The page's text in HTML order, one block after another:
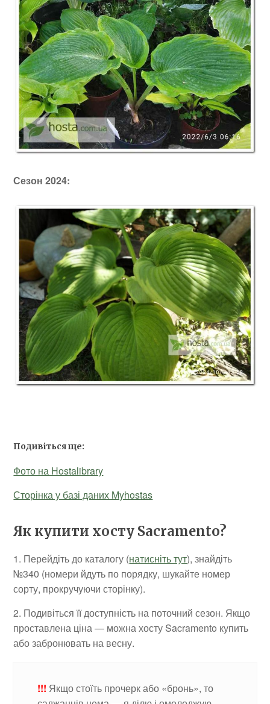
Сезон 2024:
Подивіться ще:
Фото на Hostalibrary
Сторінка у базі даних Myhostas
Як купити хосту Sacramento?
1. Перейдіть до каталогу (натисніть тут), знайдіть
№340 (номери йдуть по порядку, шукайте номер
сорту, прокручуючи сторінку).
2. Подивіться її доступність на поточний сезон. Якщо
проставлена ціна — можна хосту Sacramento купить
або забронювать на весну.
!!! Якщо стоїть прочерк або «бронь», то